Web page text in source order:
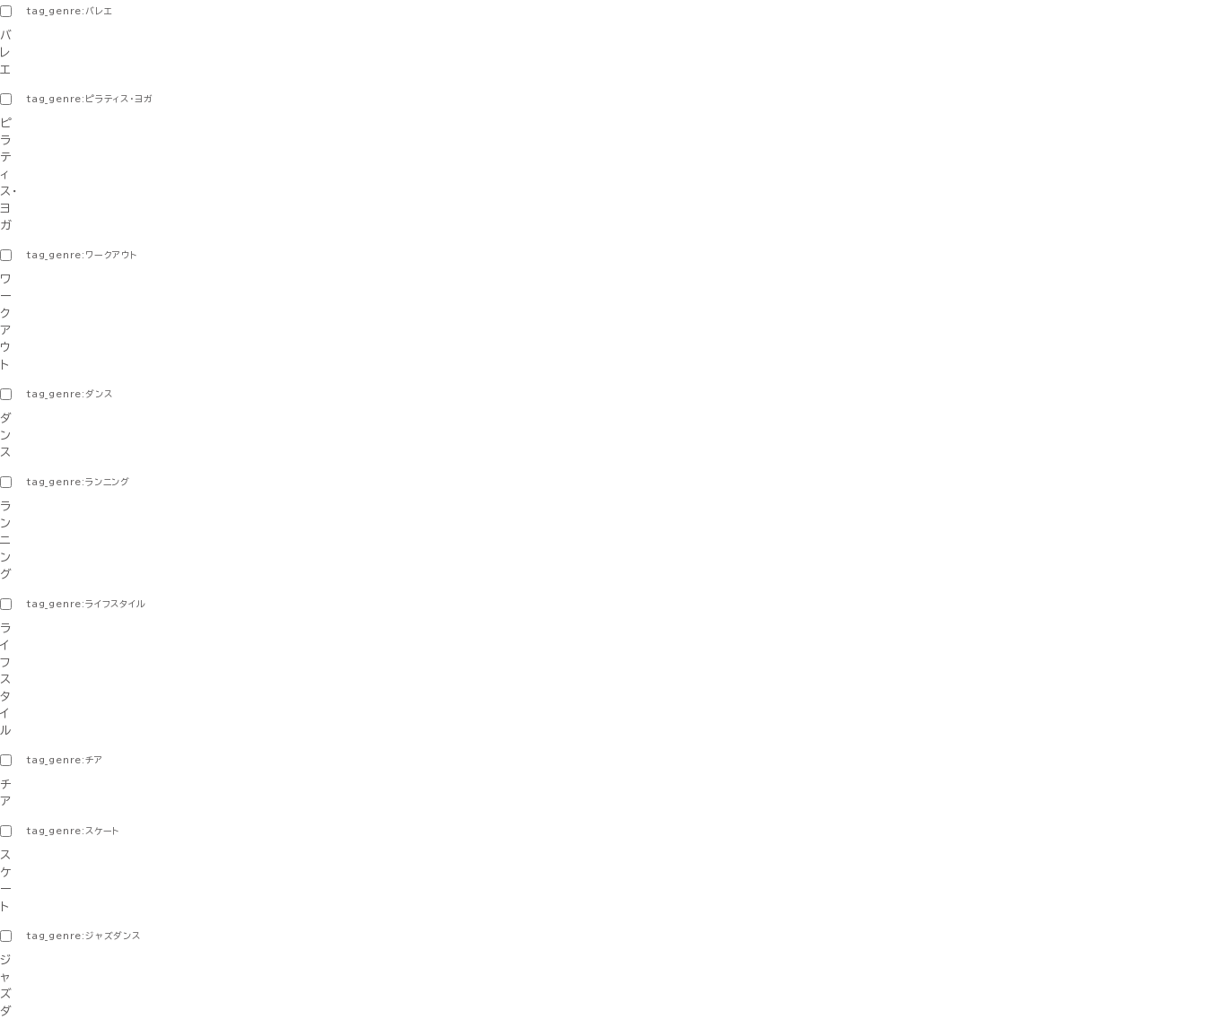
tag_genre:バレエ
バ
レ
エ
tag_genre:ピラティス・ヨガ
ピ
ラ
テ
ィ
ス・
ヨ
ガ
tag_genre:ワークアウト
ワ
ー
ク
ア
ウ
ト
tag_genre:ダンス
ダ
ン
ス
tag_genre:ランニング
ラ
ン
ニ
ン
グ
tag_genre:ライフスタイル
ラ
イ
フ
ス
タ
イ
ル
tag_genre:チア
チ
ア
tag_genre:スケート
ス
ケ
ー
ト
tag_genre:ジャズダンス
ジ
ャ
ズ
ダ